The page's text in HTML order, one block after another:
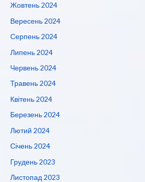
Жовтень 2024
Вересень 2024
Серпень 2024
Липень 2024
Червень 2024
Травень 2024
Квітень 2024
Березень 2024
Лютий 2024
Січень 2024
Грудень 2023
Листопад 2023